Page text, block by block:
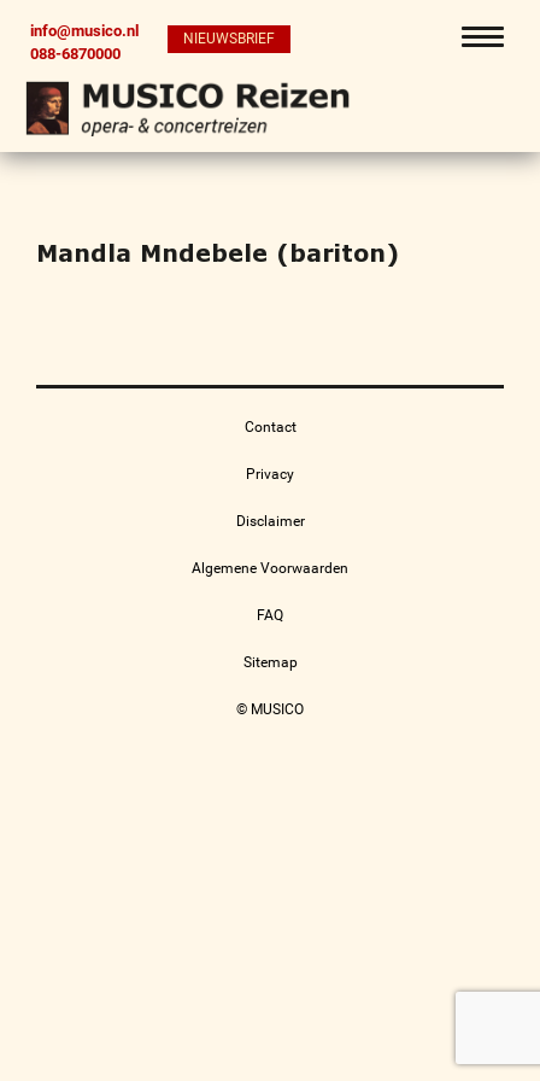
info@musico.nl
088-6870000
NIEUWSBRIEF
Mandla Mndebele (bariton)
Contact
Privacy
Disclaimer
Algemene Voorwaarden
FAQ
Sitemap
© MUSICO